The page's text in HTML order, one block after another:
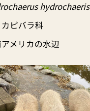
hydrochaeris
ピバラ科
メリカの水辺